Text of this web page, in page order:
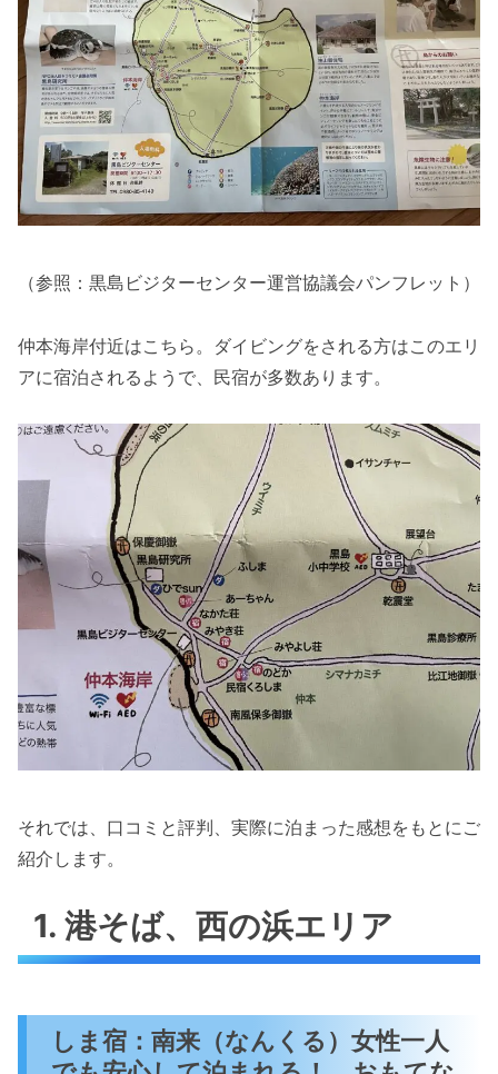
（参照：黒島ビジターセンター運営協議会パンフレット）
仲本海岸付近はこちら。ダイビングをされる方はこのエリ
アに宿泊されるようで、民宿が多数あります。
それでは、口コミと評判、実際に泊まった感想をもとにご
紹介します。
1. 港そば、西の浜エリア
しま宿：南来（なんくる）女性一人